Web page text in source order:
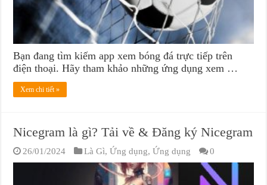
Bạn đang tìm kiếm app xem bóng đá trực tiếp trên
điện thoại. Hãy tham khảo những ứng dụng xem …
Xem chi tiết »
Nicegram là gì? Tải về & Đăng ký Nicegram
26/01/2024 Là Gì,Ứng dụng,Ứng dụng 0